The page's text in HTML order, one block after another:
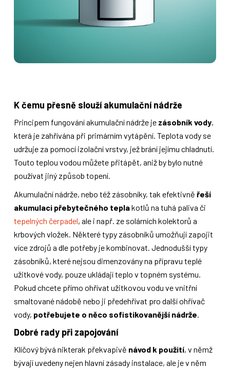
K čemu přesně slouží akumulační nádrže
Principem fungování akumulační nádrže je zásobník vody,
která je zahřívána při primárním vytápění. Teplota vody se
udržuje za pomocí izolační vrstvy, jež brání jejímu chladnutí.
Touto teplou vodou můžete přitápět, aniž by bylo nutné
používat jiný způsob topení.
Akumulační nádrže, nebo též zásobníky, tak efektivně řeší
akumulaci přebytečného teplakotlů na tuhá paliva či
tepelných čerpadel, ale i např. ze solárních kolektorů a
krbových vložek. Některé typy zásobníků umožňují zapojit
více zdrojů a dle potřeby je kombinovat. Jednodušší typy
zásobníků, které nejsou dimenzovány na přípravu teplé
užitkové vody, pouze ukládají teplo v topném systému.
Pokud chcete přímo ohřívat užitkovou vodu ve vnitřní
smaltované nádobě nebo ji předehřívat pro další ohřívač
vody, potřebujete o něco sofistikovanější nádrže
Dobré rady při zapojování
Klíčový bývá nikterak překvapivě návod k použití, v němž
bývají uvedeny nejen hlavní zásady instalace, ale je v něm